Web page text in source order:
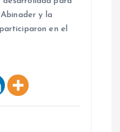
y la
en el